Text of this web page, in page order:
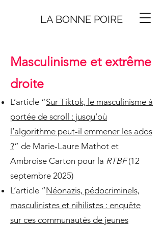
LA BONNE POIRE
Masculinisme et extrême
droite
L’article “Sur Tiktok, le masculinisme à
portée de scroll : jusqu’où
l’algorithme peut-il emmener les ados
?” de Marie-Laure Mathot et
Ambroise Carton pour la RTBF(12
septembre 2025)
L’article “Néonazis, pédocriminels,
masculinistes et nihilistes : enquête
sur ces communautés de jeunes